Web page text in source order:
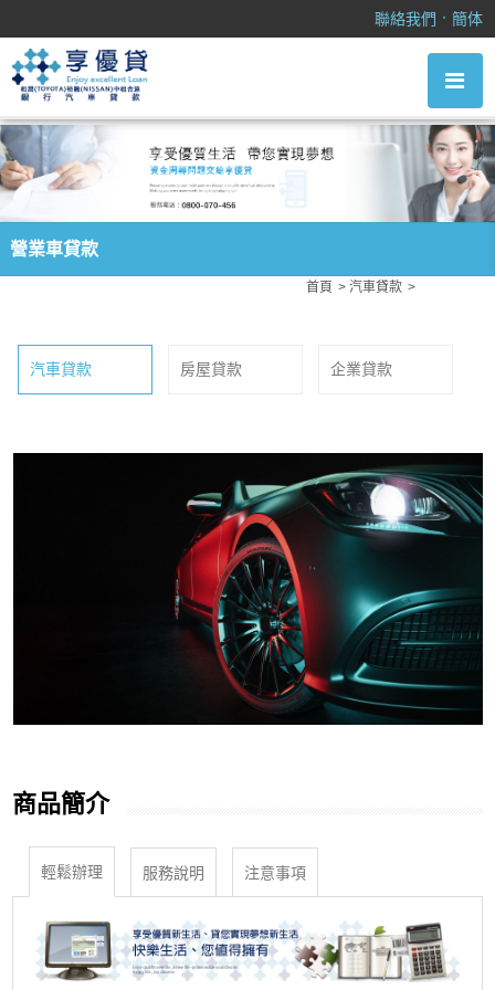
聯絡我們 ． 簡体
營業車貸款
首頁 汽車貸款
汽車貸款 房屋貸款 企業貸款
商品簡介
輕鬆辦理 服務說明 注意事項